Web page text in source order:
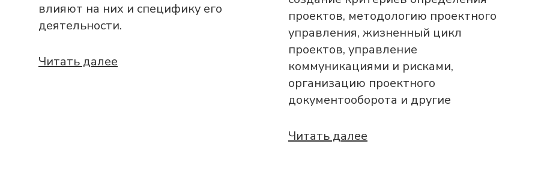
влияют на них и специфику его
деятельности.
Читать далее
проектов, методологию проектного
управления, жизненный цикл
проектов, управление
коммуникациями и рисками,
организацию проектного
документооборота и другие
Читать далее